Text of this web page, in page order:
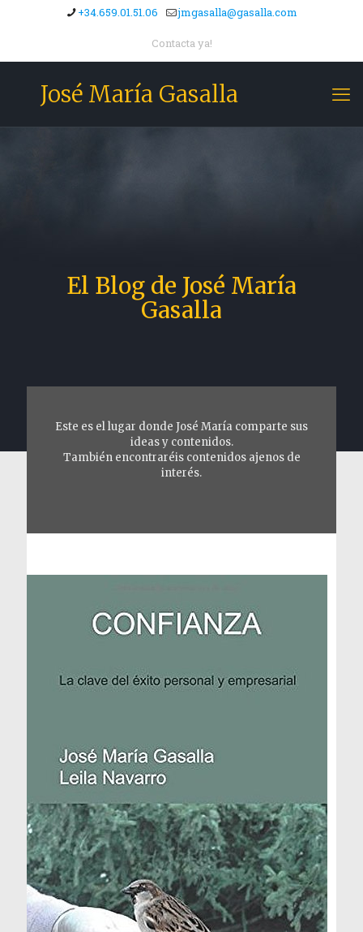
+34.659.01.51.06 jmgasalla@gasalla.com
Contacta ya!
José María Gasalla
El Blog de José María
Gasalla
Este es el lugar donde José María comparte sus
ideas y contenidos.
También encontraréis contenidos ajenos de
interés.